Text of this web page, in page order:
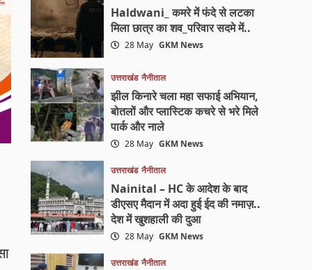
Haldwani_ कमरे में फंदे से लटका
मिला छात्र का शव_परिवार सदमे में..
28 May GKM News
उत्तराखंड नैनीताल
झील किनारे चला महा सफाई अभियान,
बोतलों और प्लास्टिक कचरे से भरे मिले
पार्क और नाले
28 May GKM News
उत्तराखंड नैनीताल
Nainital – HC के आदेश के बाद
डीएसए मैदान में अदा हुई ईद की नमाज़..
देश में खुशहाली की दुआ
28 May GKM News
उत्तराखंड नैनीताल